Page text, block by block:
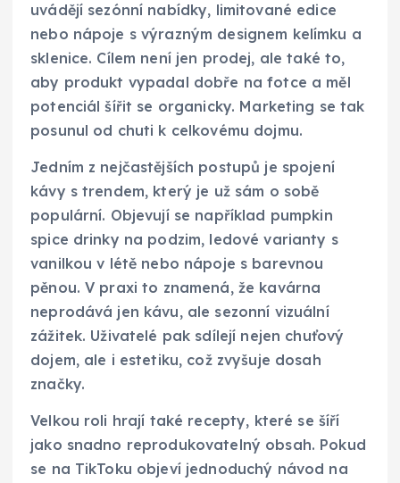
uvádějí sezónní nabídky, limitované edice
nebo nápoje s výrazným designem kelímku a
sklenice. Cílem není jen prodej, ale také to,
aby produkt vypadal dobře na fotce a měl
potenciál šířit se organicky. Marketing se tak
posunul od chuti k celkovému dojmu.
Jedním z nejčastějších postupů je spojení
kávy s trendem, který je už sám o sobě
populární. Objevují se například pumpkin
spice drinky na podzim, ledové varianty s
vanilkou v létě nebo nápoje s barevnou
pěnou. V praxi to znamená, že kavárna
neprodává jen kávu, ale sezonní vizuální
zážitek. Uživatelé pak sdílejí nejen chuťový
dojem, ale i estetiku, což zvyšuje dosah
značky.
Velkou roli hrají také recepty, které se šíří
jako snadno reprodukovatelný obsah. Pokud
se na TikToku objeví jednoduchý návod na